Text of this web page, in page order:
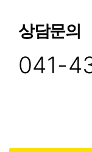
상담문의
041-